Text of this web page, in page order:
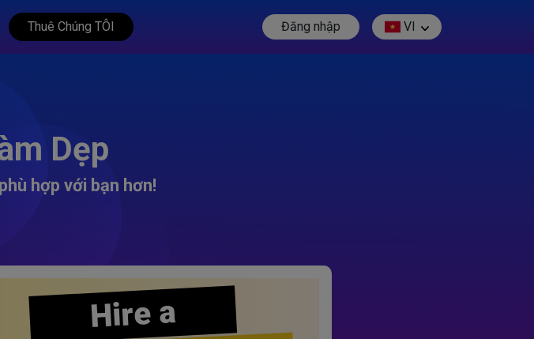
Thuê Chúng TÔI Đăng nhập VI
Dẹp
hợp với bạn hơn!
Hire a